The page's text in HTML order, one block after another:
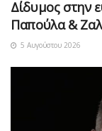
Δίδυμος στην
Παπούλα &
5 Αυγούστου 2026